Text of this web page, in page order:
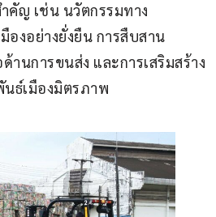
คัญ เช่น นวัตกรรมทาง
องอย่างยั่งยืน การสืบสาน
านการขนส่ง และการเสริมสร้าง
ธ์เมืองมิตรภาพ